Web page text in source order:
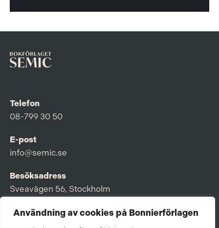
Användning av cookies på Bonnierförlagen
Telefon
08-799 30 50
E-post
info@semic.se
Besöksadress
Sveavägen 56, Stockholm
Postadress
Box 3159, 103 63 Stockholm